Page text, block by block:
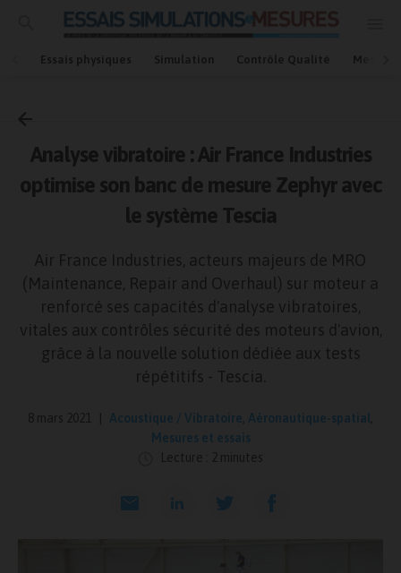
Essais physiques Simulation Contrôle Qualité Mesures
Accueil
Mesures et essais
Analyse vibratoire : Air France Industries
optimise son banc de mesure Zephyr avec
le système Tescia
Air France Industries, acteurs majeurs de MRO
(Maintenance, Repair and Overhaul) sur moteur a
renforcé ses capacités d'analyse vibratoires,
vitales aux contrôles sécurité des moteurs d'avion,
grâce à la nouvelle solution dédiée aux tests
répétitifs - Tescia.
8 mars 2021 Acoustique / Vibratoire Aéronautique-spatial
Mesures et essais
Lecture : 2 minutes